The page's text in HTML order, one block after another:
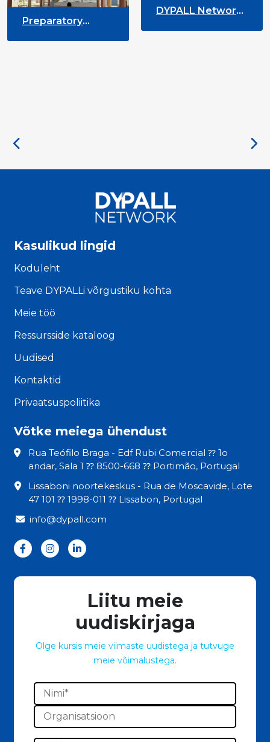
Preparatory
25th University on
DYPALL Network
Assembly 2026 in
Kasulikud lingid
Koduleht
Teave DYPALLi võrgustiku kohta
Meie töö
Ressursside kataloog
Uudised
Kontaktid
Privaatsuspoliitika
Võtke meiega ühendust
Rua Teófilo Braga - Edf Rubi Comercial ⁇ 1o
andar, Sala 1 ⁇ 8500-668 ⁇ Portimão, Portugal
Lissaboni noortekeskus - Rua de Moscavide, Lote
47 101 ⁇ 1998-011 ⁇ Lissabon, Portugal
info@dypall.com
Liitu meie
uudiskirjaga
Olge kursis meie viimaste uudistega ja tutvuge
meie võimalustega.